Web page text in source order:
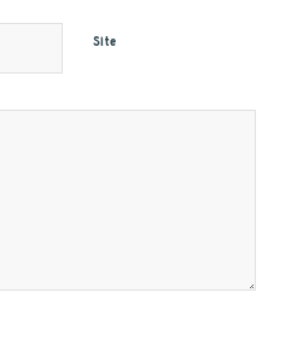
Site